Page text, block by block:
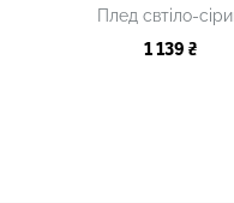
Плед свтіло-
1 139 ₴